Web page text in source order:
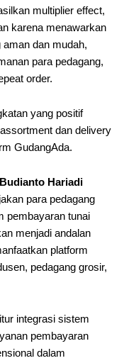
multiplier effect,
karena menawarkan
dan mudah,
para pedagang,
order.
yang positif
dan delivery
GudangAda.
Budianto Hariadi
para pedagang
pembayaran tunai
menjadi andalan
platform
pedagang grosir,
integrasi sistem
pembayaran
dalam